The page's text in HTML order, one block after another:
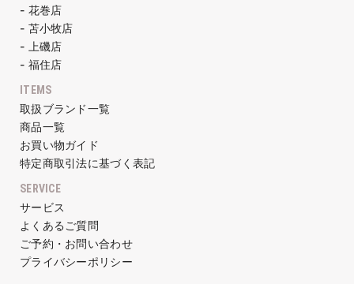
- 花巻店
- 苫小牧店
- 上磯店
- 福住店
ITEMS
取扱ブランド一覧
商品一覧
お買い物ガイド
特定商取引法に基づく表記
SERVICE
サービス
よくあるご質問
ご予約・お問い合わせ
プライバシーポリシー